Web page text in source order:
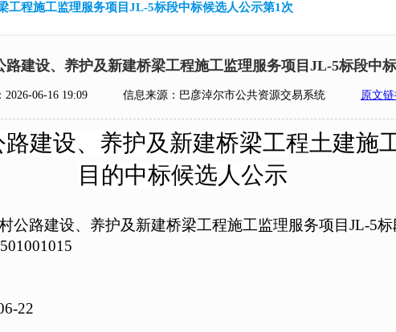
工程施工监理服务项目JL-5标段中标候选人公示第1次